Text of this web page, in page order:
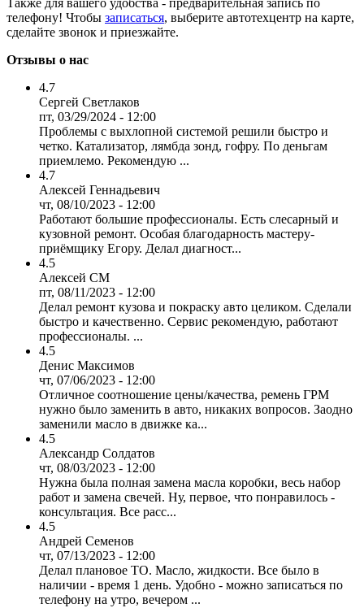
Также для вашего удобства - предварительная запись по
телефону! Чтобы записаться, выберите автотехцентр на карте,
сделайте звонок и приезжайте.
Отзывы о нас
4.7
Сергей Светлаков
пт, 03/29/2024 - 12:00
Проблемы с выхлопной системой решили быстро и
четко. Катализатор, лямбда зонд, гофру. По деньгам
приемлемо. Рекомендую ...
4.7
Алексей Геннадьевич
чт, 08/10/2023 - 12:00
Работают большие профессионалы. Есть слесарный и
кузовной ремонт. Особая благодарность мастеру-
приёмщику Егору. Делал диагност...
4.5
Алексей СМ
пт, 08/11/2023 - 12:00
Делал ремонт кузова и покраску авто целиком. Сделали
быстро и качественно. Сервис рекомендую, работают
профессионалы. ...
4.5
Денис Максимов
чт, 07/06/2023 - 12:00
Отличное соотношение цены/качества, ремень ГРМ
нужно было заменить в авто, никаких вопросов. Заодно
заменили масло в движке ка...
4.5
Александр Солдатов
чт, 08/03/2023 - 12:00
Нужна была полная замена масла коробки, весь набор
работ и замена свечей. Ну, первое, что понравилось -
консультация. Все расс...
4.5
Андрей Семенов
чт, 07/13/2023 - 12:00
Делал плановое ТО. Масло, жидкости. Все было в
наличии - время 1 день. Удобно - можно записаться по
телефону на утро, вечером ...